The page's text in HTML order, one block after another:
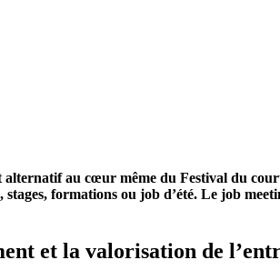
au cœur même du Festival du
formations ou job d’été. Le job
et la valorisation de